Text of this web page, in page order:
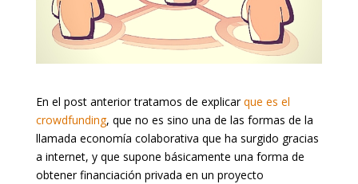
En el post anterior tratamos de explicarque es el
crowdfunding, que no es sino una de las formas de la
llamada economía colaborativa que ha surgido gracias
a internet, y que supone básicamente una forma de
obtener financiación privada en un proyecto